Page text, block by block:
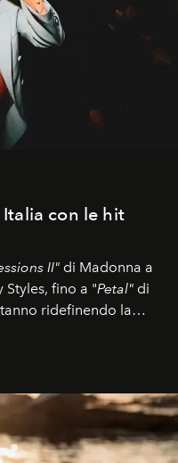
Italia con le hit
II" di Madonna a
Styles, fino a "Petal" di
ridefinendo la